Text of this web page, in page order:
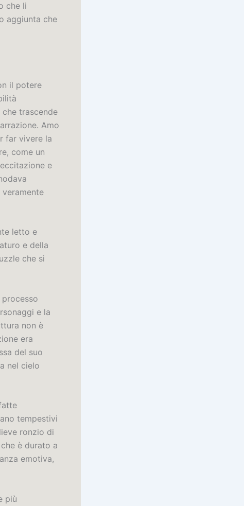
che li
aggiunta che
il potere
che trascende
Amo
far vivere la
come un
e
veramente
letto e
e della
che si
e la
non è
era
del suo
nel cielo
tempestivi
ronzio di
è durato a
emotiva,
più